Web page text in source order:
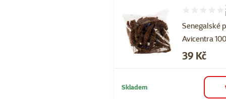
Senegalské
Avicentra
Hodnocení
Cena
39 Kč
Skladem